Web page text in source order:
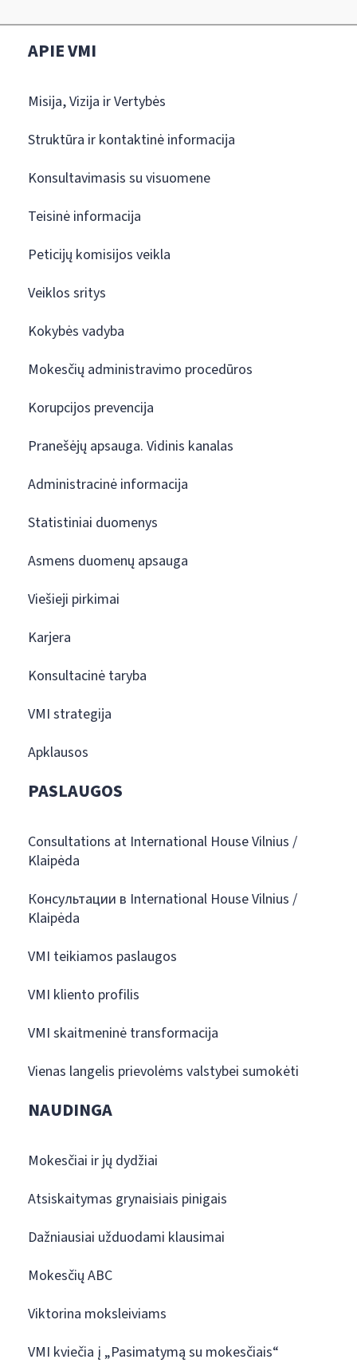
APIE VMI
Misija, Vizija ir Vertybės
Struktūra ir kontaktinė informacija
Konsultavimasis su visuomene
Teisinė informacija
Peticijų komisijos veikla
Veiklos sritys
Kokybės vadyba
Mokesčių administravimo procedūros
Korupcijos prevencija
Pranešėjų apsauga. Vidinis kanalas
Administracinė informacija
Statistiniai duomenys
Asmens duomenų apsauga
Viešieji pirkimai
Karjera
Konsultacinė taryba
VMI strategija
Apklausos
PASLAUGOS
Consultations at International House Vilnius /
Klaipėda
Консультации в International House Vilnius /
Klaipėda
VMI teikiamos paslaugos
VMI kliento profilis
VMI skaitmeninė transformacija
Vienas langelis prievolėms valstybei sumokėti
NAUDINGA
Mokesčiai ir jų dydžiai
Atsiskaitymas grynaisiais pinigais
Dažniausiai užduodami klausimai
Mokesčių ABC
Viktorina moksleiviams
VMI kviečia į „Pasimatymą su mokesčiais“